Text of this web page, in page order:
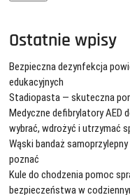
Ostatnie wpisy
Bezpieczna dezynfekcja
edukacyjnych
Stadiopasta — skuteczna
Medyczne defibrylatory
wybrać, wdrożyć i utrzymać
Wąski bandaż
poznać
Kule do chodzenia pomoc
bezpieczeństwa w